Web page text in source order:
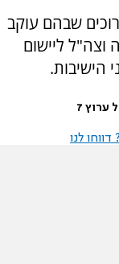
שבהם עוקב
ליישום
הישיבות.
7
לנו